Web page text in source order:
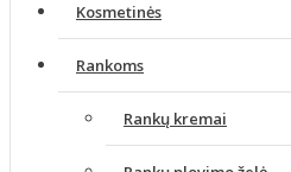
Kosmetinės
Rankoms
Rankų kremai